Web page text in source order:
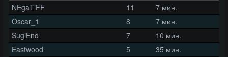
NEgaTiFF
11
7 мин.
Oscar_1
8
7 мин.
SugiEnd
7
10 мин.
Eastwood
5
35 мин.